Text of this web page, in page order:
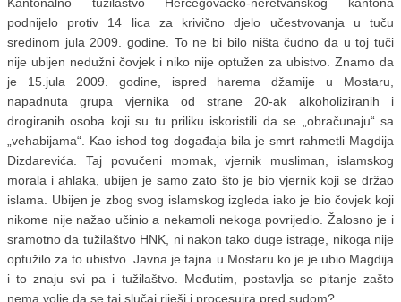
podnijelo protiv 14 lica za krivično djelo učestvovanja u tuču
sredinom jula 2009. godine. To ne bi bilo ništa čudno da u toj tuči
nije ubijen nedužni čovjek i niko nije optužen za ubistvo. Znamo da
je 15.jula 2009. godine, ispred harema džamije u Mostaru,
napadnuta grupa vjernika od strane 20-ak alkoholiziranih i
drogiranih osoba koji su tu priliku iskoristili da se „obračunaju“ sa
„vehabijama“. Kao ishod tog događaja bila je smrt rahmetli Magdija
Dizdarevića. Taj povučeni momak, vjernik musliman, islamskog
morala i ahlaka, ubijen je samo zato što je bio vjernik koji se držao
islama. Ubijen je zbog svog islamskog izgleda iako je bio čovjek koji
nikome nije nažao učinio a nekamoli nekoga povrijedio. Žalosno je i
sramotno da tužilaštvo HNK, ni nakon tako duge istrage, nikoga nije
optužilo za to ubistvo. Javna je tajna u Mostaru ko je je ubio Magdija
i to znaju svi pa i tužilaštvo. Međutim, postavlja se pitanje zašto
nema volje da se taj slučaj riješi i procesuira pred sudom?